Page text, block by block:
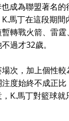
成為聯盟著名
馬丁在這段期
轉戰火箭、雷
過才32歲。
次，加上個性
度始終不成正
K.馬丁對籃球就